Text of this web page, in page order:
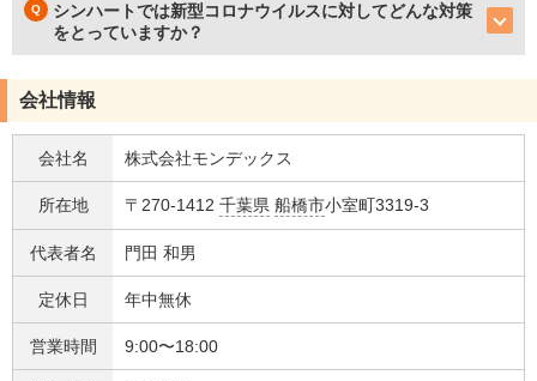
シンハートでは新型コロナウイルスに対してどんな対策
をとっていますか？
会社情報
会社名 株式会社モンデックス
所在地 〒270-1412 千葉県 船橋市小室町3319-3
代表者名 門田 和男
定休日 年中無休
営業時間 9:00〜18:00